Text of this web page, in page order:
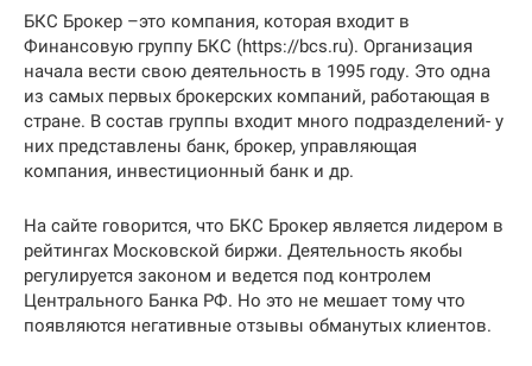
БКС Брокер –это компания, которая входит в
Финансовую группу БКС (https://bcs.ru). Организация
начала вести свою деятельность в 1995 году. Это одна
из самых первых брокерских компаний, работающая в
стране. В состав группы входит много подразделений- у
них представлены банк, брокер, управляющая
компания, инвестиционный банк и др.
На сайте говорится, что БКС Брокер является лидером в
рейтингах Московской биржи. Деятельность якобы
регулируется законом и ведется под контролем
Центрального Банка РФ. Но это не мешает тому что
появляются негативные отзывы обманутых клиентов.